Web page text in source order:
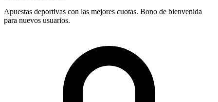
Apuestas deportivas con las mejores cuotas. Bono de bienvenida
para nuevos usuarios.